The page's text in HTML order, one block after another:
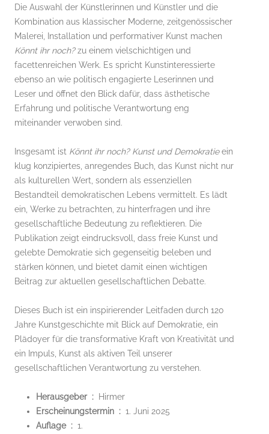
Die Auswahl der Künstlerinnen und Künstler und die
Kombination aus klassischer Moderne, zeitgenössischer
Malerei, Installation und performativer Kunst machen
Könnt ihr noch?zu einem vielschichtigen und
facettenreichen Werk. Es spricht Kunstinteressierte
ebenso an wie politisch engagierte Leserinnen und
Leser und öffnet den Blick dafür, dass ästhetische
Erfahrung und politische Verantwortung eng
miteinander verwoben sind.
Insgesamt ist Könnt ihr noch? Kunst und Demokratieein
klug konzipiertes, anregendes Buch, das Kunst nicht nur
als kulturellen Wert, sondern als essenziellen
Bestandteil demokratischen Lebens vermittelt. Es lädt
ein, Werke zu betrachten, zu hinterfragen und ihre
gesellschaftliche Bedeutung zu reflektieren. Die
Publikation zeigt eindrucksvoll, dass freie Kunst und
gelebte Demokratie sich gegenseitig beleben und
stärken können, und bietet damit einen wichtigen
Beitrag zur aktuellen gesellschaftlichen Debatte.
Dieses Buch ist ein inspirierender Leitfaden durch 120
Jahre Kunstgeschichte mit Blick auf Demokratie, ein
Plädoyer für die transformative Kraft von Kreativität und
ein Impuls, Kunst als aktiven Teil unserer
gesellschaftlichen Verantwortung zu verstehen.
Herausgeber ‏ : ‎
Hirmer
Erscheinungstermin ‏ : ‎ 1. Juni 2025
Auflage ‏ : ‎ 1.